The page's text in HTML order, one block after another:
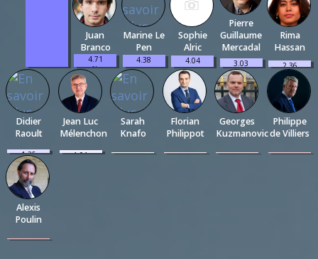
Juan
Branco
4.71
%
(14)
Marine Le
Pen
4.38
%
(13)
Sophie
Alric
4.04
%
(12)
Pierre
Guillaume
Mercadal
3.03
%
(9)
Rima
Hassan
2.36
%
(7)
Didier
Raoult
1.35
%
(4)
Jean Luc
Mélenchon
1.01
Sarah
Knafo
0.34
Florian
Philippot
0.34
Georges
Kuzmanovic
0.34
Philippe
de Villiers
0.34
Alexis
Poulin
0.34